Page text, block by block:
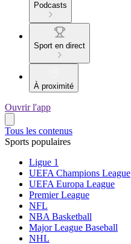
Podcasts
Sport en direct
À proximité
Ouvrir l'app
Tous les contenus
Sports populaires
Ligue 1
UEFA Champions League
UEFA Europa League
Premier League
NFL
NBA Basketball
Major League Baseball
NHL